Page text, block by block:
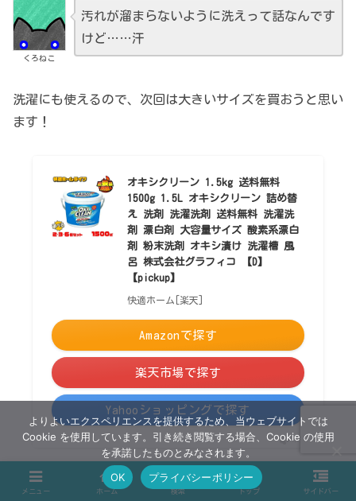
くろねこ
汚れが溜まらないように洗えって話なんです
けど……汗
洗濯にも使えるので、次回は大きいサイズを買おうと思い
ます！
オキシクリーン 1.5kg 送料無料
1500g 1.5L オキシクリーン 詰め替
え 洗剤 洗濯洗剤 送料無料 洗濯洗
剤 漂白剤 大容量サイズ 酸素系漂白
剤 粉末洗剤 オキシ漬け 洗濯槽 風
呂 株式会社グラフィコ 【D】
【pickup】
快適ホーム[楽天]
Amazonで探す
楽天市場で探す
Yahooショッピングで探す
ポチップ
最後までお読みいただきありがとうございましたm(_ _)m
メニュー ホーム 検索 トップ サイドバー
よりよいエクスペリエンスを提供するため、当ウェブサイトでは
Cookie を使用しています。引き続き閲覧する場合、Cookie の使用
を承諾したものとみなされます。
OK
プライバシーポリシー